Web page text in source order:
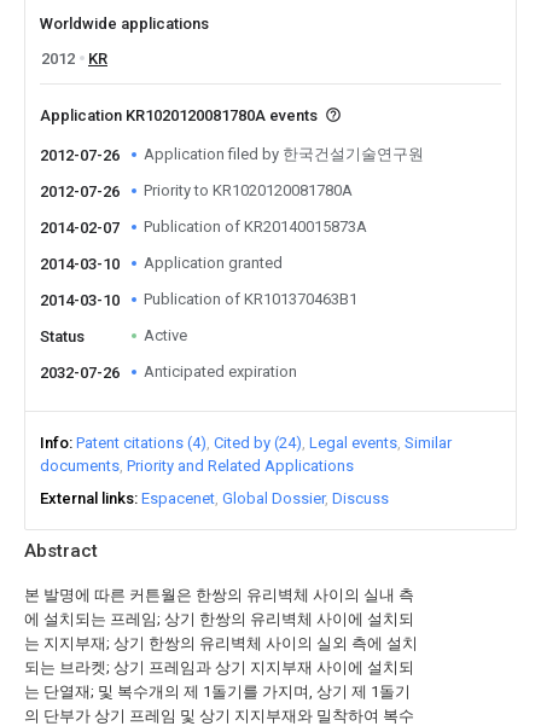
Abstract
본 발명에 따른 커튼월은 한쌍의 유리벽체 사이의 실내 측
에 설치되는 프레임; 상기 한쌍의 유리벽체 사이에 설치되
는 지지부재; 상기 한쌍의 유리벽체 사이의 실외 측에 설치
되는 브라켓; 상기 프레임과 상기 지지부재 사이에 설치되
는 단열재; 및 복수개의 제 1돌기를 가지며, 상기 제 1돌기
의 단부가 상기 프레임 및 상기 지지부재와 밀착하여 복수
Worldwide applications
2012
KR
Application KR1020120081780A events
2012-07-26 Application filed by 한국건설기술연구원
2012-07-26 Priority to KR1020120081780A
2014-02-07 Publication of KR20140015873A
2014-03-10 Application granted
2014-03-10 Publication of KR101370463B1
Status Active
2032-07-26 Anticipated expiration
Info Patent citations (4) Cited by (24) Legal events Similar
documents Priority and Related Applications
External links Espacenet Global Dossier Discuss